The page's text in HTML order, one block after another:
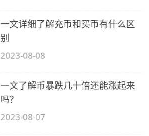
一文详细了解充币和买币有什么区
别
2023-08-08
一文了解币暴跌几十倍还能涨起来
吗？
2023-08-07